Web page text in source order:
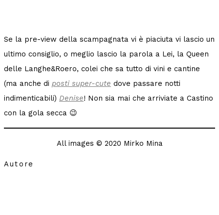
Se la pre-view della scampagnata vi è piaciuta vi lascio un
ultimo consiglio, o meglio lascio la parola a Lei, la Queen
delle Langhe&Roero, colei che sa tutto di vini e cantine
(ma anche di posti super-cute dove passare notti
indimenticabili) Denise! Non sia mai che arriviate a Castino
con la gola secca 😉
All images © 2020 Mirko Mina
Autore